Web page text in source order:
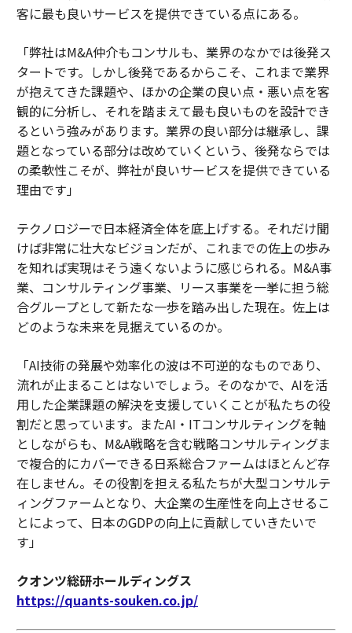
客に最も良いサービスを提供できている点にある。
「弊社はM&A仲介もコンサルも、業界のなかでは後発ス
タートです。しかし後発であるからこそ、これまで業界
が抱えてきた課題や、ほかの企業の良い点・悪い点を客
観的に分析し、それを踏まえて最も良いものを設計でき
るという強みがあります。業界の良い部分は継承し、課
題となっている部分は改めていくという、後発ならでは
の柔軟性こそが、弊社が良いサービスを提供できている
理由です」
テクノロジーで日本経済全体を底上げする。それだけ聞
けば非常に壮大なビジョンだが、これまでの佐上の歩み
を知れば実現はそう遠くないように感じられる。M&A事
業、コンサルティング事業、リース事業を一挙に担う総
合グループとして新たな一歩を踏み出した現在。佐上は
どのような未来を見据えているのか。
「AI技術の発展や効率化の波は不可逆的なものであり、
流れが止まることはないでしょう。そのなかで、AIを活
用した企業課題の解決を支援していくことが私たちの役
割だと思っています。またAI・ITコンサルティングを軸
としながらも、M&A戦略を含む戦略コンサルティングま
で複合的にカバーできる日系総合ファームはほとんど存
在しません。その役割を担える私たちが大型コンサルテ
ィングファームとなり、大企業の生産性を向上させるこ
とによって、日本のGDPの向上に貢献していきたいで
す」
クオンツ総研ホールディングス
https://quants-souken.co.jp/